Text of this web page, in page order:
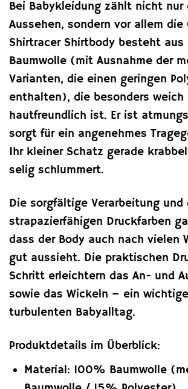
Bei Babykleidung zählt nicht nur
Aussehen, sondern vor allem
Shirtracer Shirtbody besteht aus
Baumwolle (mit Ausnahme der
Varianten, die einen geringen
enthalten), die besonders weich
hautfreundlich ist. Er ist
sorgt für ein angenehmes
Ihr kleiner Schatz gerade
selig schlummert.
Die sorgfältige Verarbeitung und
strapazierfähigen Druckfarben
dass der Body auch nach vielen
gut aussieht. Die praktischen
Schritt erleichtern das An- und
sowie das Wickeln – ein
turbulenten Babyalltag.
Produktdetails im Überblick:
Material: 100% Baumwolle